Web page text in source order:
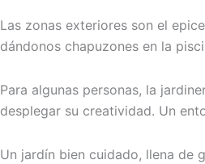
Las zonas exteriores son el
dándonos chapuzones en la
Para algunas personas, la
desplegar su creatividad. Un
Un jardín bien cuidado, llena de